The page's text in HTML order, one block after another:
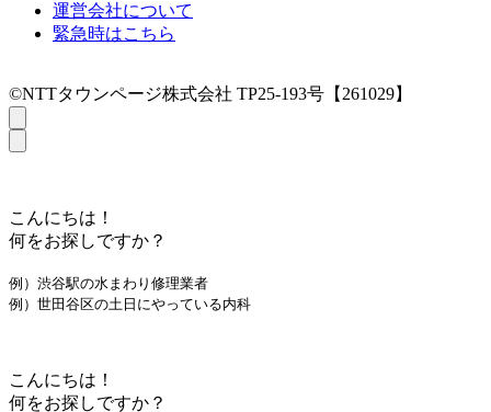
運営会社について
緊急時はこちら
©NTTタウンページ株式会社 TP25-193号【261029】
こんにちは！
何をお探しですか？
例）渋谷駅の水まわり修理業者
例）世田谷区の土日にやっている内科
こんにちは！
何をお探しですか？